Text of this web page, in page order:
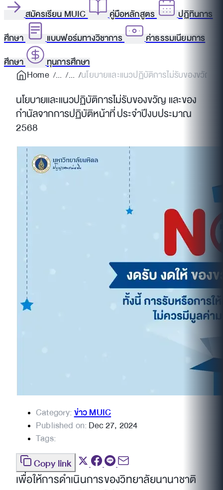
สมัครเรียน MUIC คู่มือหลักสูตร
ปฏิทินการ
ศึกษา
แบบฟอร์มทางวิชาการ
ค่าธรรมเนียมการ
ศึกษา
ทุนการศึกษา
Home
นโยบายและแนวปฏิบัติการไม่รับของขวัญ แ
นโยบายและแนวปฏิบัติการไม่รับของขวัญ และของ
กำนัลจากการปฏิบัติหน้าที่ ประจำปีงบประมาณ
2568
Category:ข่าว MUIC
Published on:Dec 27, 2024
Tags:
Copy link
เพื่อให้การดำเนินการของวิทยาลัยนานาชาติ